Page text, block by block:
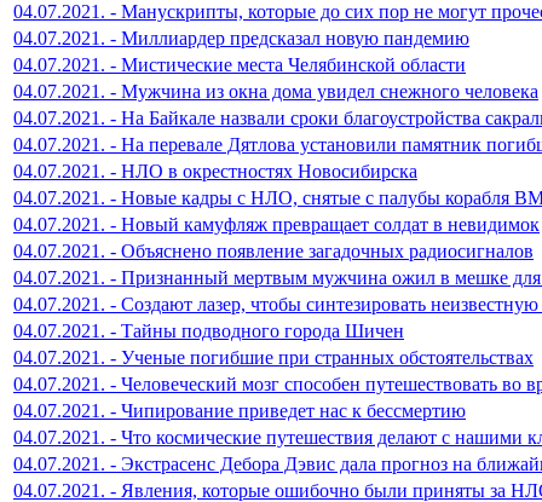
04.07.2021. - Манускрипты, которые до сих пор не могут
04.07.2021. - Миллиардер предсказал новую пандемию
04.07.2021. - Мистические места Челябинской области
04.07.2021. - Мужчина из окна дома увидел снежного человека
04.07.2021. - На Байкале назвали сроки благоустройства
04.07.2021. - На перевале Дятлова установили памятник
04.07.2021. - НЛО в окрестностях Новосибирска
04.07.2021. - Новые кадры с НЛО, снятые с палубы корабля
04.07.2021. - Новый камуфляж превращает солдат в невидимок
04.07.2021. - Объяснено появление загадочных радиосигналов
04.07.2021. - Признанный мертвым мужчина ожил в мешке для
04.07.2021. - Создают лазер, чтобы синтезировать
04.07.2021. - Тайны подводного города Шичен
04.07.2021. - Ученые погибшие при странных обстоятельствах
04.07.2021. - Человеческий мозг способен путешествовать во
04.07.2021. - Чипирование приведет нас к бессмертию
04.07.2021. - Что космические путешествия делают с нашими
04.07.2021. - Экстрасенс Дебора Дэвис дала прогноз на
04.07.2021. - Явления, которые ошибочно были приняты за